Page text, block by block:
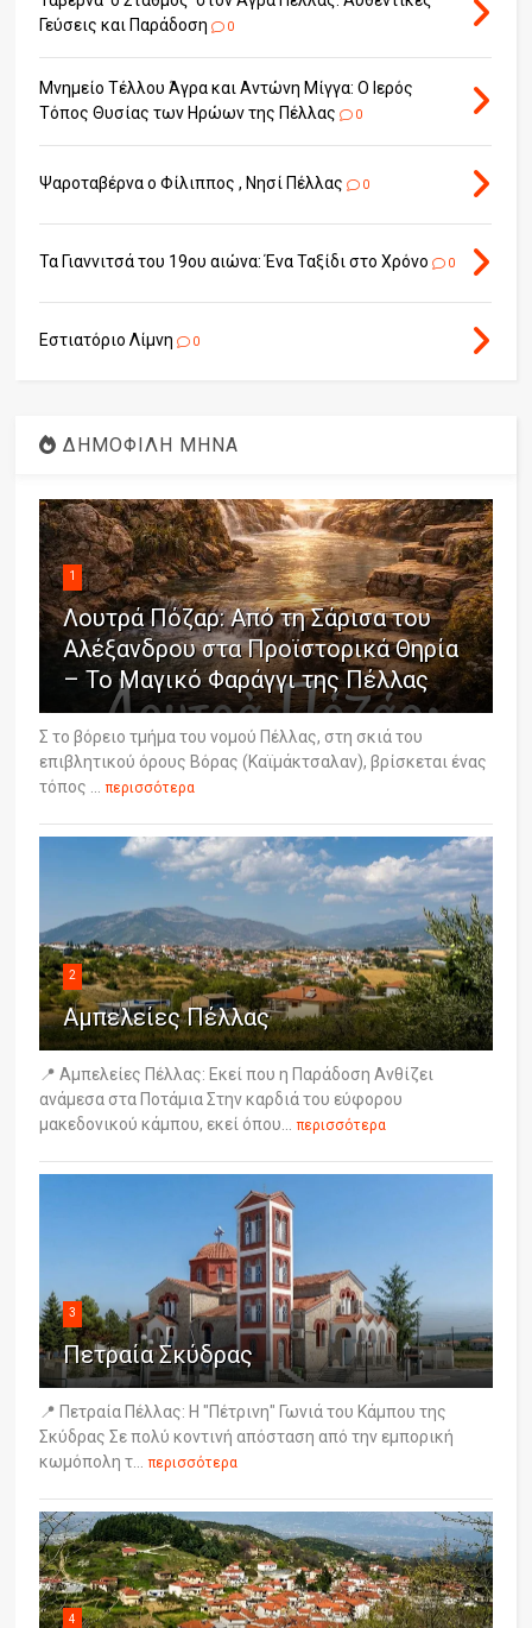
Γεύσεις και Παράδοση
0
Μνημείο Τέλλου Άγρα και Αντώνη Μίγγα: Ο Ιερός
Τόπος Θυσίας των Ηρώων της Πέλλας
0
Ψαροταβέρνα ο Φίλιππος , Νησί Πέλλας 0
Τα Γιαννιτσά του 19ου αιώνα: Ένα Ταξίδι στο Χρόνο 0
Εστιατόριο Λίμνη 0
ΔΗΜΟΦΙΛΗ ΜΗΝΑ
1
Λουτρά Πόζαρ: Από τη Σάρισα του
Αλέξανδρου στα Προϊστορικά Θηρία
– Το Μαγικό Φαράγγι της Πέλλας
Σ το βόρειο τμήμα του νομού Πέλλας, στη σκιά του
επιβλητικού όρους Βόρας (Καϊμάκτσαλαν), βρίσκεται ένας
τόπος ... περισσότερα
2
Αμπελείες Πέλλας
📍 Αμπελείες Πέλλας: Εκεί που η Παράδοση Ανθίζει
ανάμεσα στα Ποτάμια Στην καρδιά του εύφορου
μακεδονικού κάμπου, εκεί όπου... περισσότερα
3
Πετραία Σκύδρας
📍 Πετραία Πέλλας: Η "Πέτρινη" Γωνιά του Κάμπου της
Σκύδρας Σε πολύ κοντινή απόσταση από την εμπορική
κωμόπολη τ... περισσότερα
4